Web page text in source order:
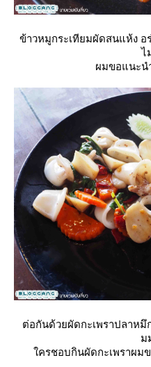
ข้าวหมูกระเทียมผัดสนแห้ง
ไ
ผมขอแนะน
ต่อกันด้วยผัดกะเพราปลาห
ม
ครชอบกินผัดกะเพราผม